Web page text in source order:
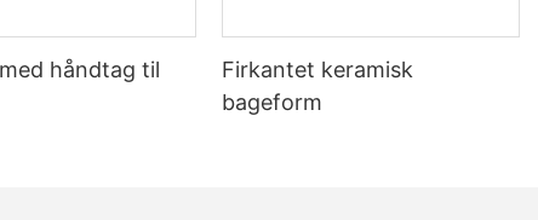
håndtag til
Firkantet keramisk
bageform